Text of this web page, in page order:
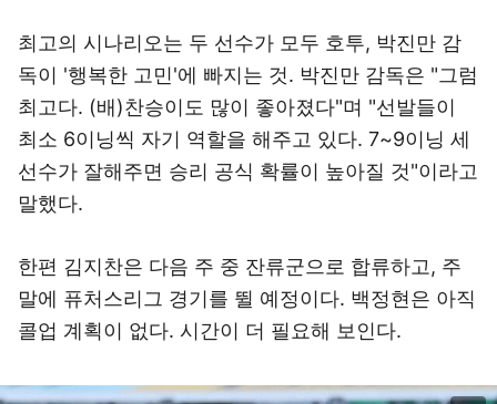
최고의 시나리오는 두 선수가 모두 호투, 박진만 감
독이 '행복한 고민'에 빠지는 것. 박진만 감독은 "그럼
최고다. (배)찬승이도 많이 좋아졌다"며 "선발들이
최소 6이닝씩 자기 역할을 해주고 있다. 7~9이닝 세
선수가 잘해주면 승리 공식 확률이 높아질 것"이라고
말했다.
한편 김지찬은 다음 주 중 잔류군으로 합류하고, 주
말에 퓨처스리그 경기를 뛸 예정이다. 백정현은 아직
콜업 계획이 없다. 시간이 더 필요해 보인다.